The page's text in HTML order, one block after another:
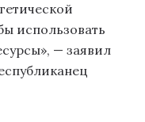
использовать
— заявил